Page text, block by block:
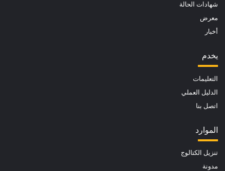
شهادات الحالة
معرض
أخبار
يخدم
التعليمات
الدليل العملي
اتصل بنا
الموارد
تنزيل الكتالوج
مدونة